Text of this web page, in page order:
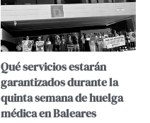
Qué servicios estarán
garantizados durante la
quinta semana de huelga
médica en Baleares